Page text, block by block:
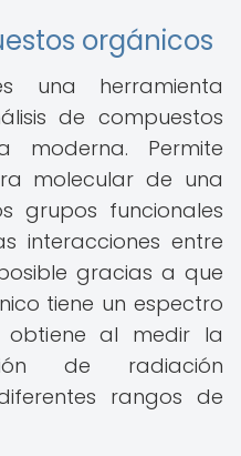
orgánicos
una herramienta
de compuestos
moderna. Permite
molecular de una
grupos funcionales
interacciones entre
gracias a que
tiene un espectro
obtiene al medir la
de radiación
rangos de